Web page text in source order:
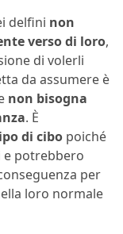
delfini non
verso di loro,
di volerli
da assumere è
non bisogna
. È
di cibo poiché
e potrebbero
per
loro normale